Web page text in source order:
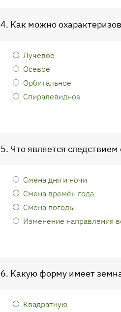
4. Как можно
Лучевое
Осевое
Орбитальное
Спиралевидное
5. Что является
Смена дня и ночи
Смена времён года
Смена погоды
Изменение направления
6. Какую форму имеет
Квадратную